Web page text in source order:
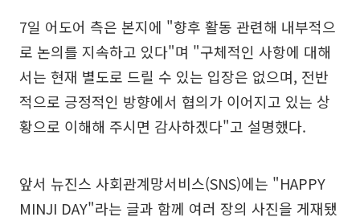
7일 어도어 측은 본지에 "향후 활동 관련해 내부적으
로 논의를 지속하고 있다"며 "구체적인 사항에 대해
서는 현재 별도로 드릴 수 있는 입장은 없으며, 전반
적으로 긍정적인 방향에서 협의가 이어지고 있는 상
황으로 이해해 주시면 감사하겠다"고 설명했다.
앞서 뉴진스 사회관계망서비스(SNS)에는 "HAPPY
MINJI DAY"라는 글과 함께 여러 장의 사진을 게재됐